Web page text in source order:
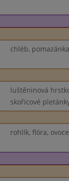
chléb,
luštěninová
skořicové
rohlík, flóra,